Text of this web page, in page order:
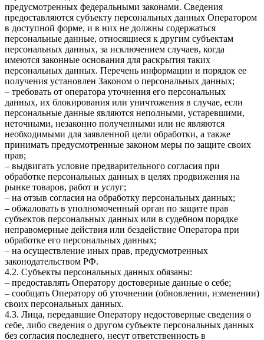
предусмотренных федеральными законами. Сведения
предоставляются субъекту персональных данных Оператором
в доступной форме, и в них не должны содержаться
персональные данные, относящиеся к другим субъектам
персональных данных, за исключением случаев, когда
имеются законные основания для раскрытия таких
персональных данных. Перечень информации и порядок ее
получения установлен Законом о персональных данных;
– требовать от оператора уточнения его персональных
данных, их блокирования или уничтожения в случае, если
персональные данные являются неполными, устаревшими,
неточными, незаконно полученными или не являются
необходимыми для заявленной цели обработки, а также
принимать предусмотренные законом меры по защите своих
прав;
– выдвигать условие предварительного согласия при
обработке персональных данных в целях продвижения на
рынке товаров, работ и услуг;
– на отзыв согласия на обработку персональных данных;
– обжаловать в уполномоченный орган по защите прав
субъектов персональных данных или в судебном порядке
неправомерные действия или бездействие Оператора при
обработке его персональных данных;
– на осуществление иных прав, предусмотренных
законодательством РФ.
4.2. Субъекты персональных данных обязаны:
– предоставлять Оператору достоверные данные о себе;
– сообщать Оператору об уточнении (обновлении, изменении)
своих персональных данных.
4.3. Лица, передавшие Оператору недостоверные сведения о
себе, либо сведения о другом субъекте персональных данных
без согласия последнего, несут ответственность в